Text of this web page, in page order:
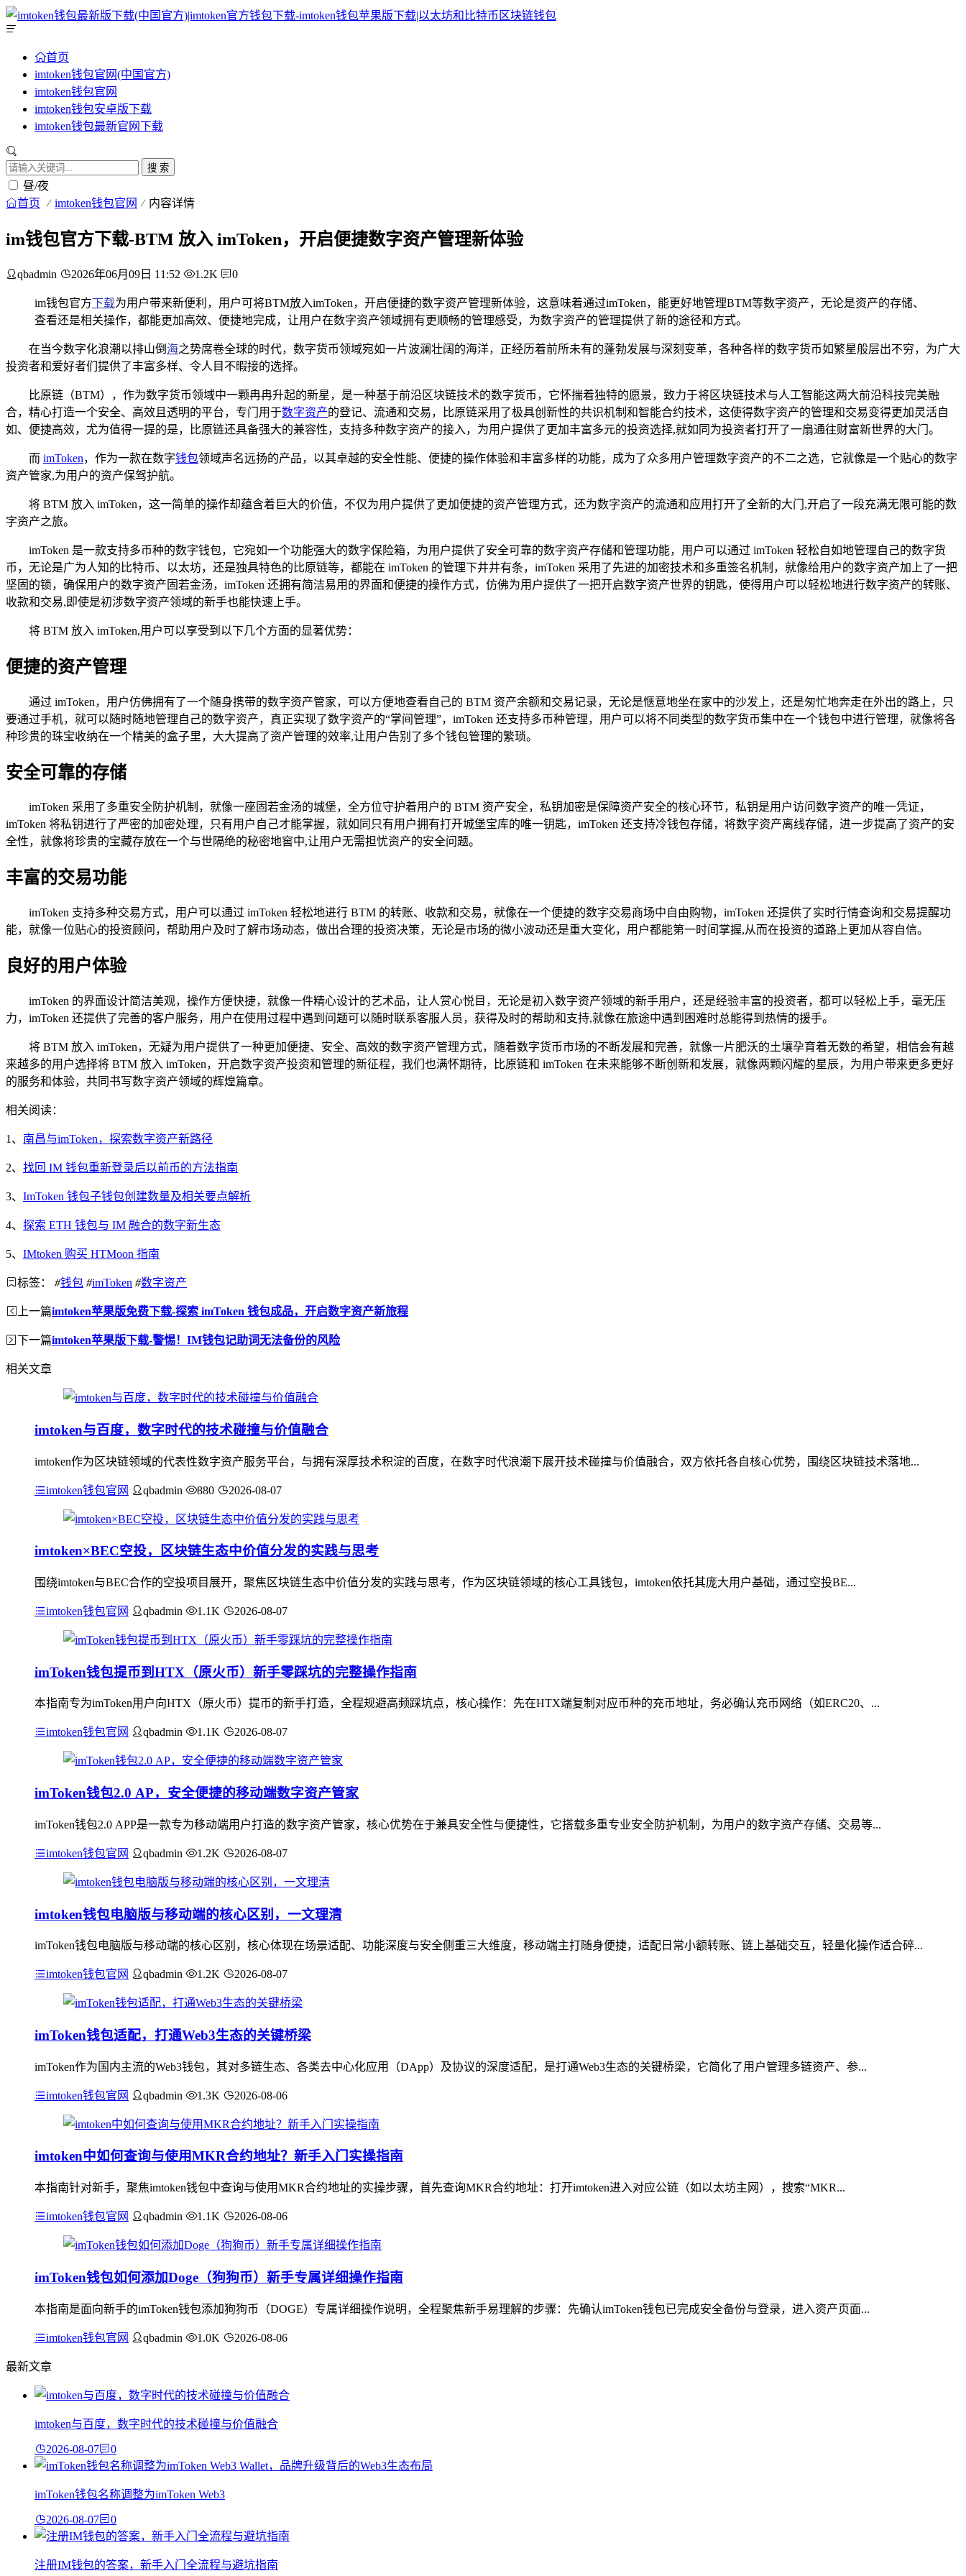
首页
imtoken钱包官网(中国官方)
imtoken钱包官网
imtoken钱包安卓版下载
imtoken钱包最新官网下载
搜 索
昼/夜
首页 imtoken钱包官网 内容详情
im钱包官方下载-BTM 放入 imToken，开启便捷数字资产管理新体验
qbadmin 2026年06月09日 11:52 1.2K 0
im钱包官方下载为用户带来新便利，用户可将BTM放入imToken，开启便捷的数字资产管理新体验，这意味着通过imToken，能更好地管理BTM等数字资产，无论是资产的存储、
查看还是相关操作，都能更加高效、便捷地完成，让用户在数字资产领域拥有更顺畅的管理感受，为数字资产的管理提供了新的途径和方式。
在当今数字化浪潮以排山倒 海之势席卷全球的时代，数字货币领域宛如一片波澜壮阔的海洋，正经历着前所未有的蓬勃发展与深刻变革，各种各样的数字货币如繁星般层出不穷，为广大
投资者和爱好者们提供了丰富多样、令人目不暇接的选择。
比原链（BTM），作为数字货币领域中一颗冉冉升起的新星，是一种基于前沿区块链技术的数字货币，它怀揣着独特的愿景，致力于将区块链技术与人工智能这两大前沿科技完美融
合，精心打造一个安全、高效且透明的平台，专门用于数字资产的登记、流通和交易，比原链采用了极具创新性的共识机制和智能合约技术，这使得数字资产的管理和交易变得更加灵活自
如、便捷高效，尤为值得一提的是，比原链还具备强大的兼容性，支持多种数字资产的接入，为用户提供了更加丰富多元的投资选择,就如同为投资者打开了一扇通往财富新世界的大门。
而 imToken，作为一款在数字钱包领域声名远扬的产品，以其卓越的安全性能、便捷的操作体验和丰富多样的功能，成为了众多用户管理数字资产的不二之选，它就像是一个贴心的数字
资产管家,为用户的资产保驾护航。
将 BTM 放入 imToken，这一简单的操作却蕴含着巨大的价值，不仅为用户提供了更加便捷的资产管理方式，还为数字资产的流通和应用打开了全新的大门,开启了一段充满无限可能的数
字资产之旅。
imToken 是一款支持多币种的数字钱包，它宛如一个功能强大的数字保险箱，为用户提供了安全可靠的数字资产存储和管理功能，用户可以通过 imToken 轻松自如地管理自己的数字货
币，无论是广为人知的比特币、以太坊，还是独具特色的比原链等，都能在 imToken 的管理下井井有条，imToken 采用了先进的加密技术和多重签名机制，就像给用户的数字资产加上了一把
坚固的锁，确保用户的数字资产固若金汤，imToken 还拥有简洁易用的界面和便捷的操作方式，仿佛为用户提供了一把开启数字资产世界的钥匙，使得用户可以轻松地进行数字资产的转账、
收款和交易,即使是初涉数字资产领域的新手也能快速上手。
将 BTM 放入 imToken,用户可以享受到以下几个方面的显著优势：
便捷的资产管理
通过 imToken，用户仿佛拥有了一个随身携带的数字资产管家，可以方便地查看自己的 BTM 资产余额和交易记录，无论是惬意地坐在家中的沙发上，还是匆忙地奔走在外出的路上，只
要通过手机，就可以随时随地管理自己的数字资产，真正实现了数字资产的“掌间管理”，imToken 还支持多币种管理，用户可以将不同类型的数字货币集中在一个钱包中进行管理，就像将各
种珍贵的珠宝收纳在一个精美的盒子里，大大提高了资产管理的效率,让用户告别了多个钱包管理的繁琐。
安全可靠的存储
imToken 采用了多重安全防护机制，就像一座固若金汤的城堡，全方位守护着用户的 BTM 资产安全，私钥加密是保障资产安全的核心环节，私钥是用户访问数字资产的唯一凭证，
imToken 将私钥进行了严密的加密处理，只有用户自己才能掌握，就如同只有用户拥有打开城堡宝库的唯一钥匙，imToken 还支持冷钱包存储，将数字资产离线存储，进一步提高了资产的安
全性，就像将珍贵的宝藏存放在一个与世隔绝的秘密地窖中,让用户无需担忧资产的安全问题。
丰富的交易功能
imToken 支持多种交易方式，用户可以通过 imToken 轻松地进行 BTM 的转账、收款和交易，就像在一个便捷的数字交易商场中自由购物，imToken 还提供了实时行情查询和交易提醒功
能，就像一位贴心的投资顾问，帮助用户及时了解市场动态，做出合理的投资决策，无论是市场的微小波动还是重大变化，用户都能第一时间掌握,从而在投资的道路上更加从容自信。
良好的用户体验
imToken 的界面设计简洁美观，操作方便快捷，就像一件精心设计的艺术品，让人赏心悦目，无论是初入数字资产领域的新手用户，还是经验丰富的投资者，都可以轻松上手，毫无压
力，imToken 还提供了完善的客户服务，用户在使用过程中遇到问题可以随时联系客服人员，获得及时的帮助和支持,就像在旅途中遇到困难时总能得到热情的援手。
将 BTM 放入 imToken，无疑为用户提供了一种更加便捷、安全、高效的数字资产管理方式，随着数字货币市场的不断发展和完善，就像一片肥沃的土壤孕育着无数的希望，相信会有越
来越多的用户选择将 BTM 放入 imToken，开启数字资产投资和管理的新征程，我们也满怀期待，比原链和 imToken 在未来能够不断创新和发展，就像两颗闪耀的星辰，为用户带来更多更好
的服务和体验，共同书写数字资产领域的辉煌篇章。
相关阅读：
1、 南昌与imToken，探索数字资产新路径
2、 找回 IM 钱包重新登录后以前币的方法指南
3、 ImToken 钱包子钱包创建数量及相关要点解析
4、 探索 ETH 钱包与 IM 融合的数字新生态
5、 IMtoken 购买 HTMoon 指南
标签： #钱包 #imToken #数字资产
上一篇imtoken苹果版免费下载-探索 imToken 钱包成品，开启数字资产新旅程
下一篇imtoken苹果版下载-警惕！IM钱包记助词无法备份的风险
相关文章
imtoken与百度，数字时代的技术碰撞与价值融合
imtoken作为区块链领域的代表性数字资产服务平台，与拥有深厚技术积淀的百度，在数字时代浪潮下展开技术碰撞与价值融合，双方依托各自核心优势，围绕区块链技术落地...
imtoken钱包官网 qbadmin 880 2026-08-07
imtoken×BEC空投，区块链生态中价值分发的实践与思考
围绕imtoken与BEC合作的空投项目展开，聚焦区块链生态中价值分发的实践与思考，作为区块链领域的核心工具钱包，imtoken依托其庞大用户基础，通过空投BE...
imtoken钱包官网 qbadmin 1.1K 2026-08-07
imToken钱包提币到HTX（原火币）新手零踩坑的完整操作指南
本指南专为imToken用户向HTX（原火币）提币的新手打造，全程规避高频踩坑点，核心操作：先在HTX端复制对应币种的充币地址，务必确认充币网络（如ERC20、...
imtoken钱包官网 qbadmin 1.1K 2026-08-07
imToken钱包2.0 AP，安全便捷的移动端数字资产管家
imToken钱包2.0 APP是一款专为移动端用户打造的数字资产管家，核心优势在于兼具安全性与便捷性，它搭载多重专业安全防护机制，为用户的数字资产存储、交易等...
imtoken钱包官网 qbadmin 1.2K 2026-08-07
imtoken钱包电脑版与移动端的核心区别，一文理清
imToken钱包电脑版与移动端的核心区别，核心体现在场景适配、功能深度与安全侧重三大维度，移动端主打随身便捷，适配日常小额转账、链上基础交互，轻量化操作适合碎...
imtoken钱包官网 qbadmin 1.2K 2026-08-07
imToken钱包适配，打通Web3生态的关键桥梁
imToken作为国内主流的Web3钱包，其对多链生态、各类去中心化应用（DApp）及协议的深度适配，是打通Web3生态的关键桥梁，它简化了用户管理多链资产、参...
imtoken钱包官网 qbadmin 1.3K 2026-08-06
imtoken中如何查询与使用MKR合约地址？新手入门实操指南
本指南针对新手，聚焦imtoken钱包中查询与使用MKR合约地址的实操步骤，首先查询MKR合约地址：打开imtoken进入对应公链（如以太坊主网），搜索“MKR...
imtoken钱包官网 qbadmin 1.1K 2026-08-06
imToken钱包如何添加Doge（狗狗币）新手专属详细操作指南
本指南是面向新手的imToken钱包添加狗狗币（DOGE）专属详细操作说明，全程聚焦新手易理解的步骤：先确认imToken钱包已完成安全备份与登录，进入资产页面...
imtoken钱包官网 qbadmin 1.0K 2026-08-06
最新文章
imtoken与百度，数字时代的技术碰撞与价值融合
2026-08-07 0
imToken钱包名称调整为imToken Web3
2026-08-07 0
注册IM钱包的答案，新手入门全流程与避坑指南